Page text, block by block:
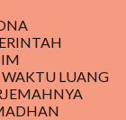
LUANG